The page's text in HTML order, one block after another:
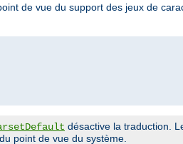
de vue du support des jeux de
désactive la traduction.
point de vue du système.